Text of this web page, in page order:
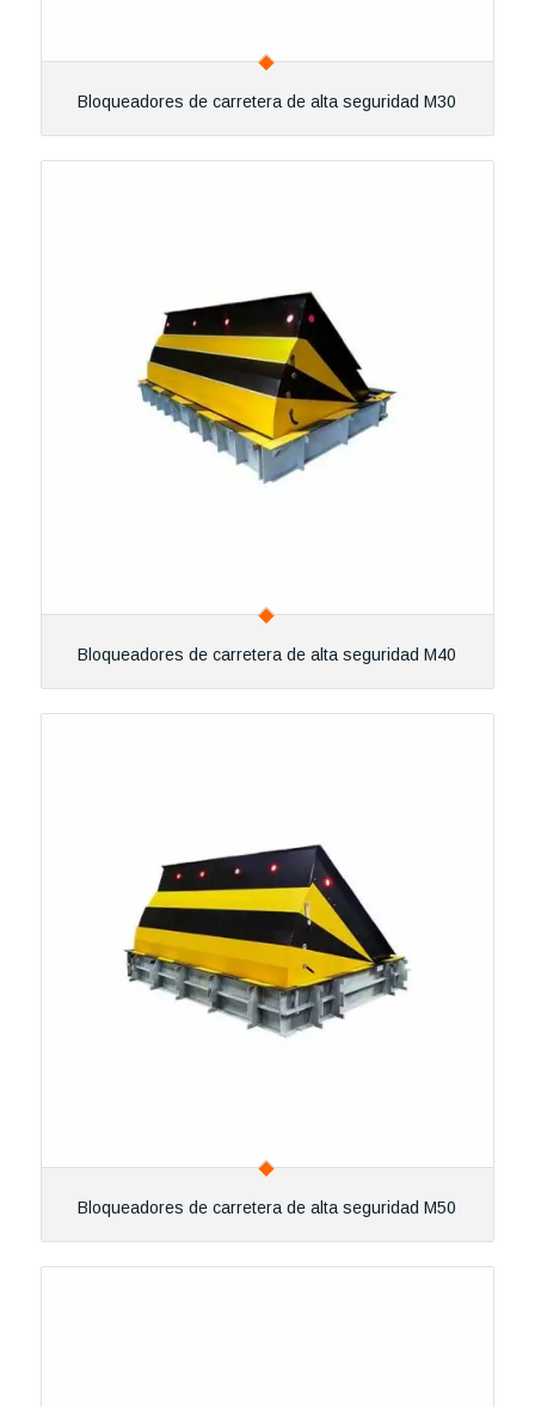
Bloqueadores de carretera de alta seguridad M30
Bloqueadores de carretera de alta seguridad M40
Bloqueadores de carretera de alta seguridad M50